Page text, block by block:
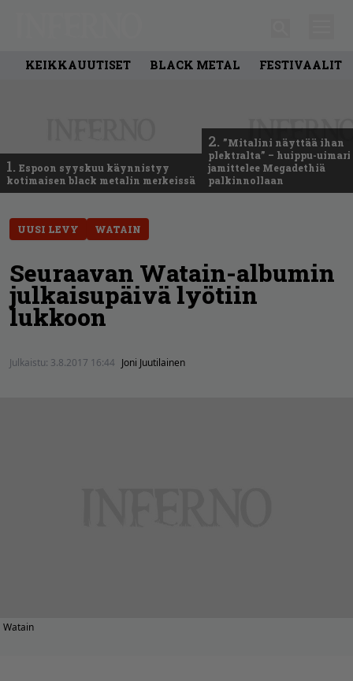
KEIKKAUUTISET BLACK METAL FESTIVAALIT
1. Espoon syyskuu käynnistyy
kotimaisen black metalin merkeissä
2. ”Mitalini näyttää ihan
plektralta” – huippu-uimari
jamittelee Megadethiä
palkinnollaan
UUSI LEVY WATAIN
Seuraavan Watain-albumin
julkaisupäivä lyötiin
lukkoon
Julkaistu: 3.8.2017 16:44 Joni Juutilainen
Watain